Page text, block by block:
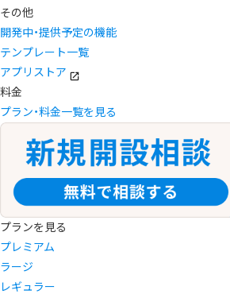
その他
開発中・提供予定の機能
テンプレート一覧
アプリストア
料金
プラン・料金一覧を見る
プランを見る
プレミアム
ラージ
レギュラー